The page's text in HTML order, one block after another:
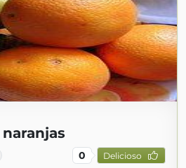
0 Delicioso